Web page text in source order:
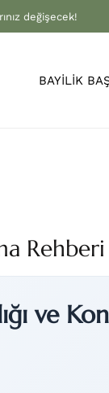
değişecek!
BAYİLİK
Rehberi
ve